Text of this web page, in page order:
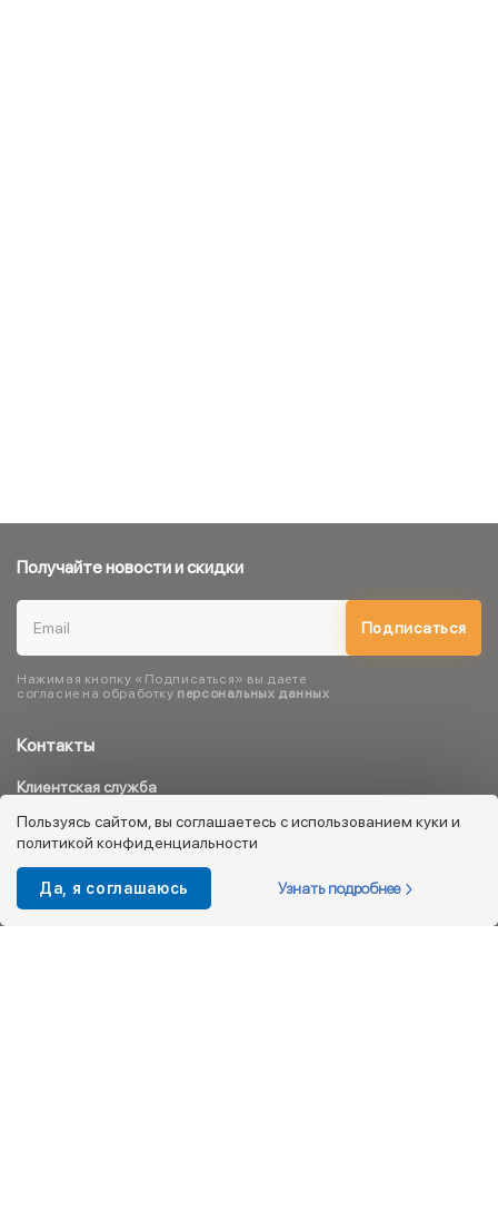
Контакты
Клиентская служба
8 800 333 08 45
info@kotofey.ru
Магазины в Москва (50)
Получайте новости и скидки
Подписаться
Нажимая кнопку «Подписаться» вы даете
согласие на обработку персональных данных
Пользуясь сайтом, вы соглашаетесь с использованием куки и
политикой конфиденциальности
Да, я соглашаюсь Узнать подробнее